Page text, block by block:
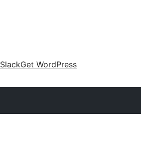
SlackGet WordPress